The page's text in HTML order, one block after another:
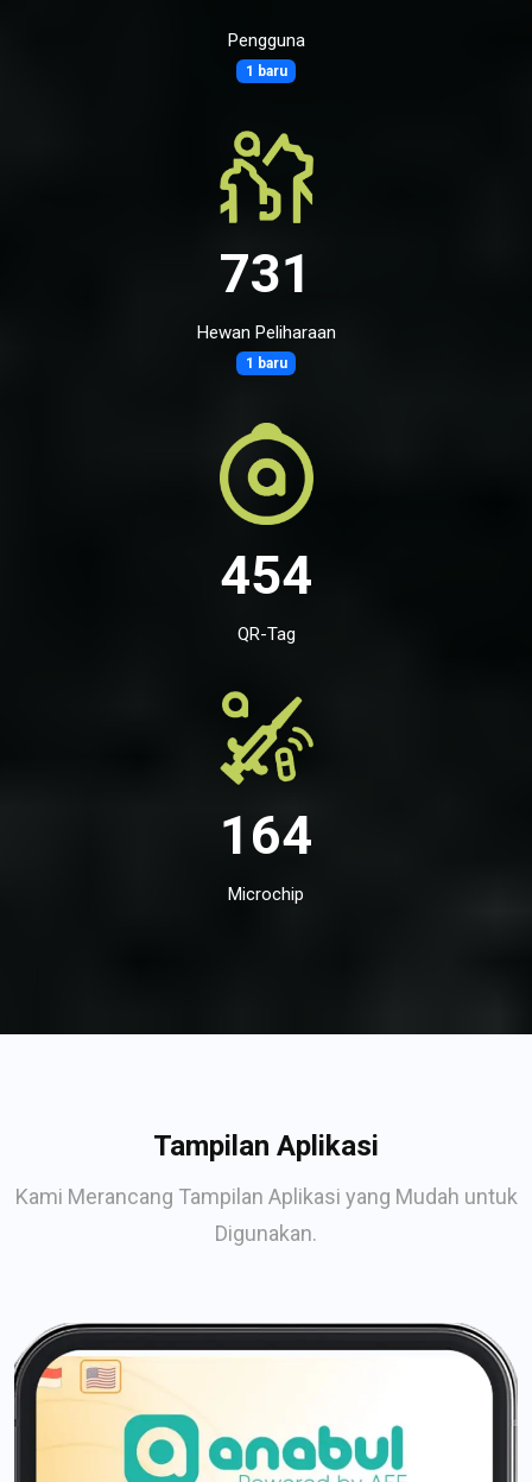
Pengguna
1 baru
731
Hewan Peliharaan
1 baru
454
QR-Tag
164
Microchip
Tampilan Aplikasi
Kami Merancang Tampilan Aplikasi yang Mudah untuk
Digunakan.